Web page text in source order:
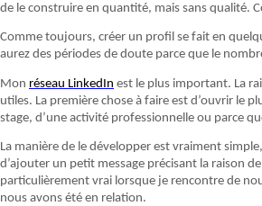
de le construire en quantité, mais sans qualité.
Comme toujours, créer un profil se fait en
aurez des périodes de doute parce que le
Mon réseau LinkedIn est le plus important. La
utiles. La première chose à faire est d’ouvrir le
stage, d’une activité professionnelle ou parce
La manière de le développer est vraiment
d’ajouter un petit message précisant la raison
particulièrement vrai lorsque je rencontre de
nous avons été en relation.